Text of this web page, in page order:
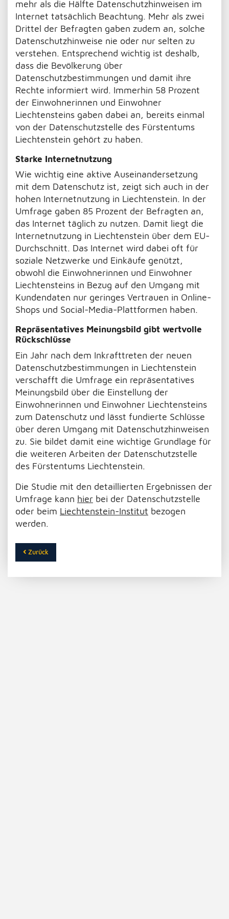
mehr als die Hälfte Datenschutzhinweisen im
Internet tatsächlich Beachtung. Mehr als zwei
Drittel der Befragten gaben zudem an, solche
Datenschutzhinweise nie oder nur selten zu
verstehen. Entsprechend wichtig ist deshalb,
dass die Bevölkerung über
Datenschutzbestimmungen und damit ihre
Rechte informiert wird. Immerhin 58 Prozent
der Einwohnerinnen und Einwohner
Liechtensteins gaben dabei an, bereits einmal
von der Datenschutzstelle des Fürstentums
Liechtenstein gehört zu haben.
Starke Internetnutzung
Wie wichtig eine aktive Auseinandersetzung
mit dem Datenschutz ist, zeigt sich auch in der
hohen Internetnutzung in Liechtenstein. In der
Umfrage gaben 85 Prozent der Befragten an,
das Internet täglich zu nutzen. Damit liegt die
Internetnutzung in Liechtenstein über dem EU-
Durchschnitt. Das Internet wird dabei oft für
soziale Netzwerke und Einkäufe genützt,
obwohl die Einwohnerinnen und Einwohner
Liechtensteins in Bezug auf den Umgang mit
Kundendaten nur geringes Vertrauen in Online-
Shops und Social-Media-Plattformen haben.
Repräsentatives Meinungsbild gibt wertvolle
Rückschlüsse
Ein Jahr nach dem Inkrafttreten der neuen
Datenschutzbestimmungen in Liechtenstein
verschafft die Umfrage ein repräsentatives
Meinungsbild über die Einstellung der
Einwohnerinnen und Einwohner Liechtensteins
zum Datenschutz und lässt fundierte Schlüsse
über deren Umgang mit Datenschutzhinweisen
zu. Sie bildet damit eine wichtige Grundlage für
die weiteren Arbeiten der Datenschutzstelle
des Fürstentums Liechtenstein.
Die Studie mit den detaillierten Ergebnissen der
Umfrage kann hier bei der Datenschutzstelle
oder beim Liechtenstein-Institut bezogen
werden.
Zurück